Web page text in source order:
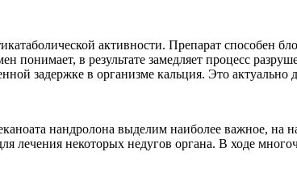
активности. Препарат способен
в результате замедляет процесс
задержке в организме кальция. Это актуально
нандролона выделим наиболее важное, на
лечения некоторых недугов органа. В ходе